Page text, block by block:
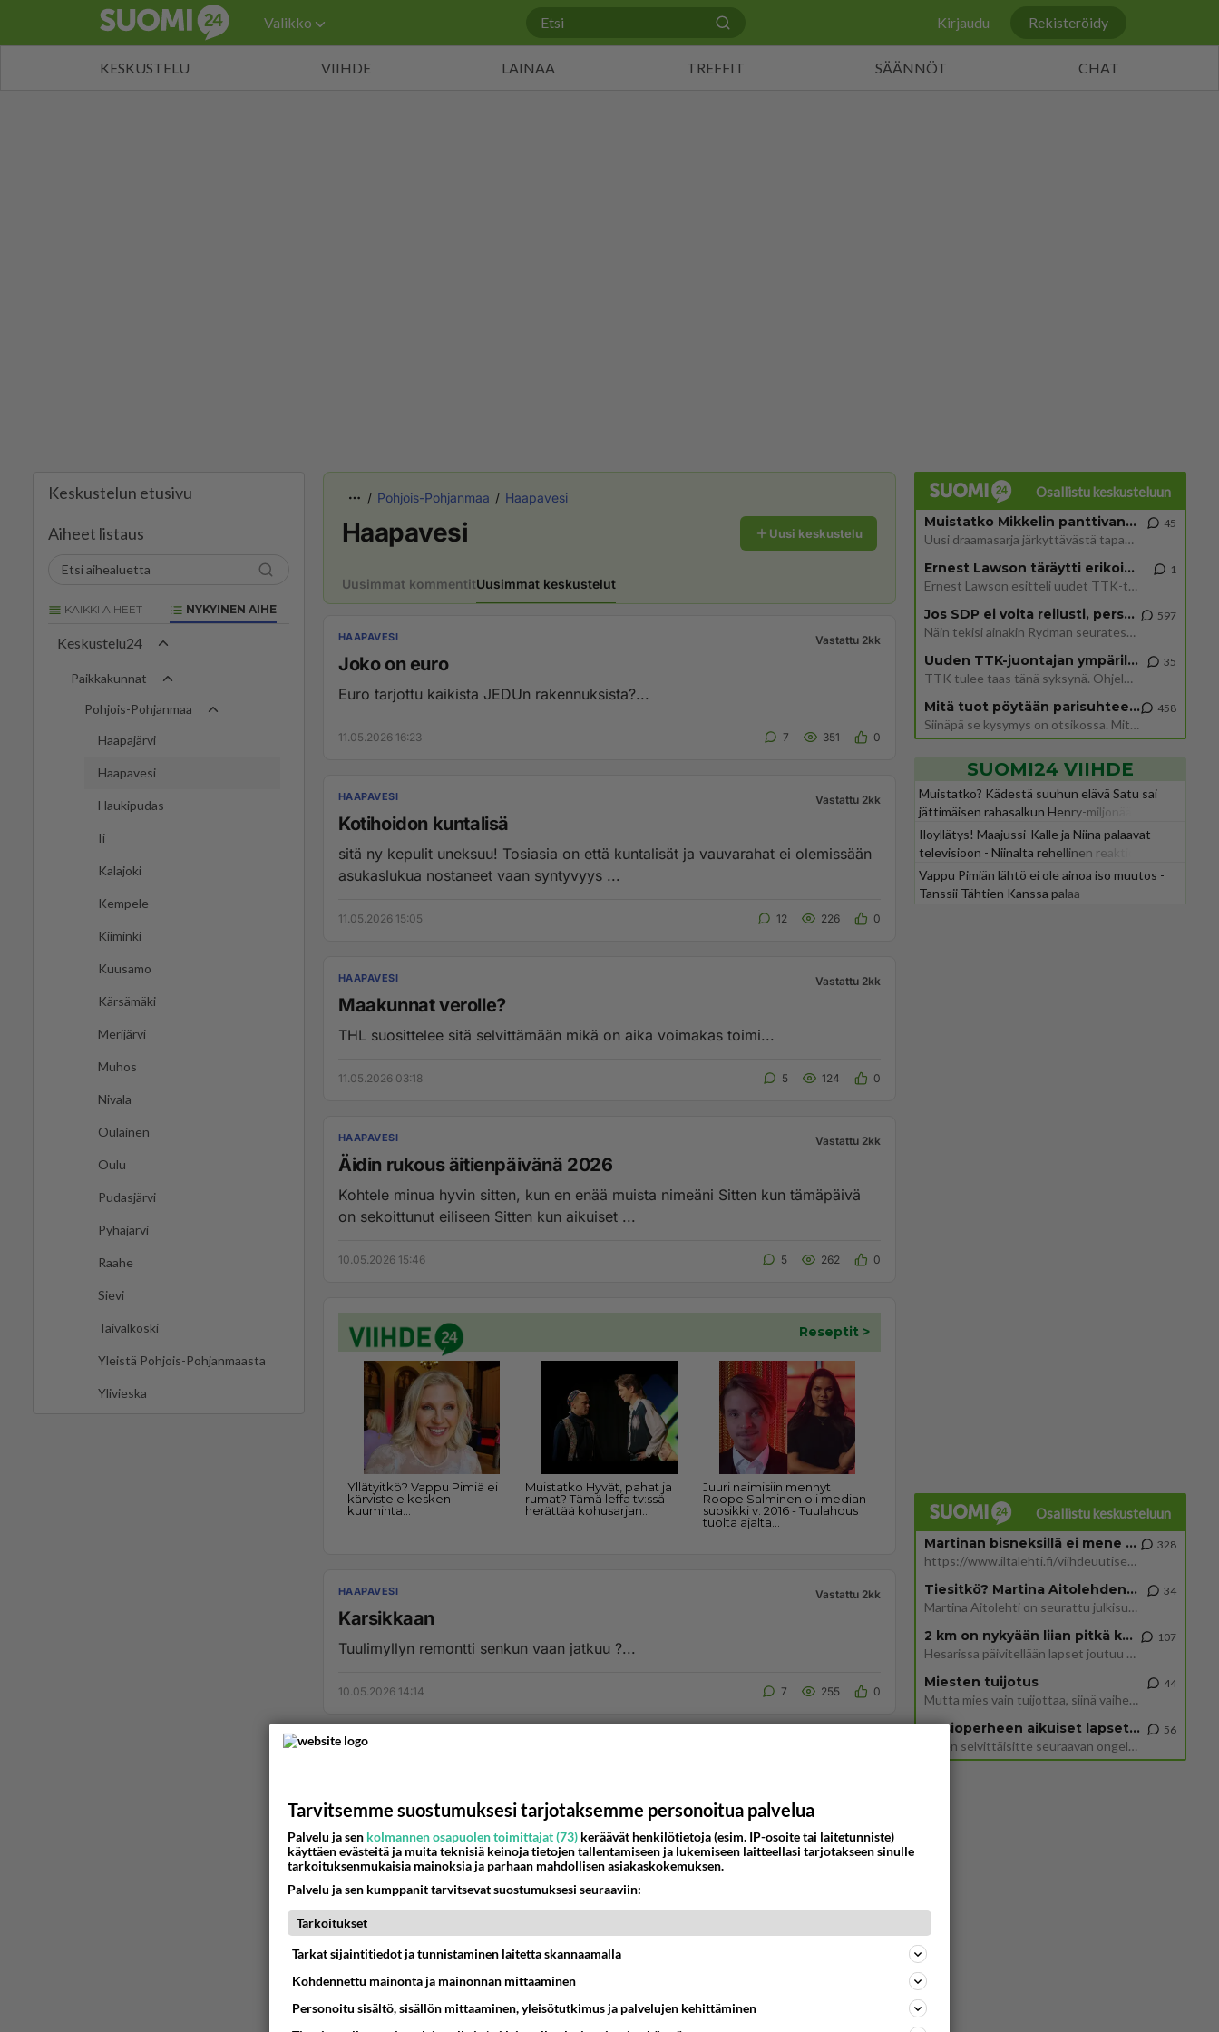
Valikko Kirjaudu Rekisteröidy
KESKUSTELU VIIHDE LAINAA TREFFIT SÄÄNNÖT CHAT
Keskustelun etusivu
Aiheet listaus
KAIKKI AIHEET NYKYINEN AIHE
Keskustelu24
Paikkakunnat
Pohjois-Pohjanmaa
Haapajärvi
Haapavesi
Haukipudas
Ii
Kalajoki
Kempele
Kiiminki
Kuusamo
Kärsämäki
Merijärvi
Muhos
Nivala
Oulainen
Oulu
Pudasjärvi
Pyhäjärvi
Raahe
Sievi
Taivalkoski
Yleistä Pohjois-Pohjanmaasta
Ylivieska
Pohjois-Pohjanmaa Haapavesi
Haapavesi Uusi keskustelu
Uusimmat kommentitUusimmat keskustelut
HAAPAVESI Vastattu 2kk
Joko on euro
Euro tarjottu kaikista JEDUn rakennuksista?...
11.05.2026 16:23 7 351 0
HAAPAVESI Vastattu 2kk
Kotihoidon kuntalisä
sitä ny kepulit uneksuu! Tosiasia on että kuntalisät ja vauvarahat ei olemissään
asukaslukua nostaneet vaan syntyvyys ...
11.05.2026 15:05 12 226 0
HAAPAVESI Vastattu 2kk
Maakunnat verolle?
THL suosittelee sitä selvittämään mikä on aika voimakas toimi...
11.05.2026 03:18 5 124 0
HAAPAVESI Vastattu 2kk
Äidin rukous äitienpäivänä 2026
Kohtele minua hyvin sitten, kun en enää muista nimeäni Sitten kun tämäpäivä
on sekoittunut eiliseen Sitten kun aikuiset ...
10.05.2026 15:46 5 262 0
HAAPAVESI Vastattu 2kk
Karsikkaan
Tuulimyllyn remontti senkun vaan jatkuu ?...
10.05.2026 14:14 7 255 0
Osallistu keskusteluun
Muistatko Mikkelin panttivankidraaman?
Uusi draamasarja järkyttävästä tapauksesta on tulossa. Tositapahtumiin perustuva sarja ammentaa vuoden 1986 Mikkelin pan
45
Ernest Lawson täräytti erikoisen heiton TTK-lehdistötilaisuudessa: " Onko tässä tarkoituksena...?"
Ernest Lawson esitteli uudet TTK-tähtioppilaat ja opettajat torstaina 6.8. lehdistölle. Tulevalla kaudella on yksi hausk
1
Jos SDP ei voita reilusti, persut kumoavat demokratian Suomesta
Näin tekisi ainakin Rydman seuratessaan idolinsa Trumpin mallia https://www.is.fi/politiikka/art-2000012187244.html
597
Uuden TTK-juontajan ympärillä epätietoisuus sakenee - Nyt MTV hämmentää soppaa
TTK tulee taas tänä syksynä. Ohjelman uudet tähtioppilaat julkistetaan torstaina 6. elokuuta klo 14 alkavassa lehdistö
35
Mitä tuot pöytään parisuhteessa?
Siinäpä se kysymys on otsikossa. Mitäpä siis tuot/toisit pöytään parisuhteessa? Oletko mies vai nainen? Koetko sen mitä
458
SUOMI24 VIIHDE
Muistatko? Kädestä suuhun elävä Satu sai
jättimäisen rahasalkun Henry-miljonääriltä
Iloyllätys! Maajussi-Kalle ja Niina palaavat
televisioon - Niinalta rehellinen reaktio:
"KÄÄKS!"
Vappu Pimiän lähtö ei ole ainoa iso muutos -
Tanssii Tähtien Kanssa palaa
Osallistu keskusteluun
Martinan bisneksillä ei mene hyvin
https://www.iltalehti.fi/viihdeuutiset/a/c46da6ab-340f-4790-aaa7-0865eed2336 Yrityksen konkurssihakemus on tullut kärä
328
Tiesitkö? Martina Aitolehden isäpuoli on tämä suosittu laulaja
Martina Aitolehti on seurattu julkisuuden henkilö. Lähipiiriin mahtuu muitakin tunnettuja henkilöitä. Tiesitkö, että Ma
34
2 km on nykyään liian pitkä koulumatka
Hesarissa päivitellään lapset joutuu nyt kulkemaan 2 km kouluun jösses. Ruostefillarilla tuo matka menee vaikka miten äk
107
Miesten tuijotus
Mutta mies vain tuijottaa, siinä vaiheessa käännän itse pään pois. Mikä juttu? Yleensä jos joku tuijottaa tai katsoo, hä
44
Uusioperheen aikuiset lapset tyhjentää jääkaapin käydessään
Miten selvittäisitte seuraavan ongelman, meillä on uusioperhe, minulla teini-ikäiset lapset ja puolisolla aikuiset, jotk
56
Tarvitsemme suostumuksesi tarjotaksemme personoitua palvelua
Palvelu ja sen kolmannen osapuolen toimittajat (73) keräävät henkilötietoja (esim. IP-osoite tai laitetunniste)
käyttäen evästeitä ja muita teknisiä keinoja tietojen tallentamiseen ja lukemiseen laitteellasi tarjotakseen sinulle
tarkoituksenmukaisia mainoksia ja parhaan mahdollisen asiakaskokemuksen.
Palvelu ja sen kumppanit tarvitsevat suostumuksesi seuraaviin:
Tarkoitukset
Tarkat sijaintitiedot ja tunnistaminen laitetta skannaamalla
Kohdennettu mainonta ja mainonnan mittaaminen
Personoitu sisältö, sisällön mittaaminen, yleisötutkimus ja palvelujen kehittäminen